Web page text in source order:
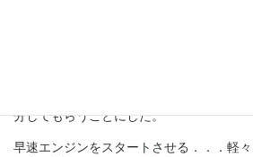
分してもらうことにした。
早速エンジンをスタートさせる．．．軽々